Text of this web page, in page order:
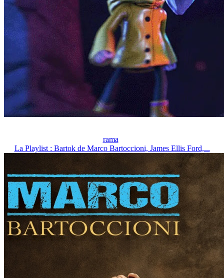
rama
La Playlist : Bartok de Marco Bartoccioni, James Ellis Ford,...